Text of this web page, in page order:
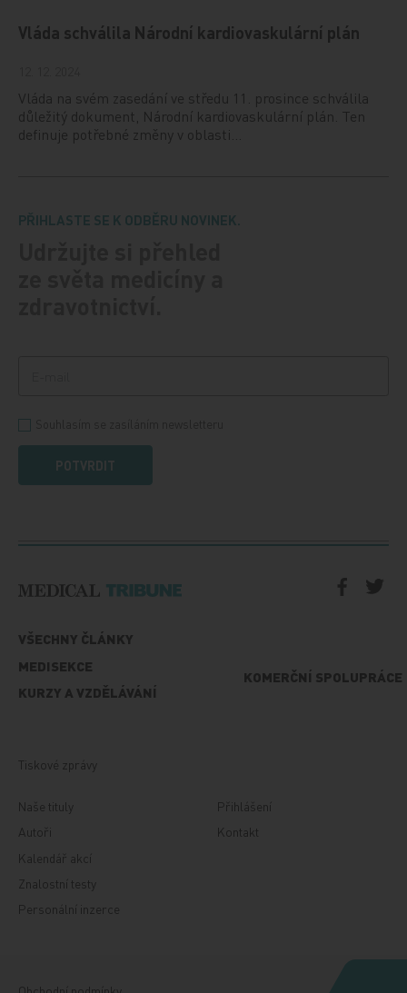
Vláda schválila Národní kardiovaskulární plán
Vláda na svém zasedání ve středu 11. prosince schválila
důležitý dokument, Národní kardiovaskulární plán. Ten
definuje potřebné změny v oblasti…
PŘIHLASTE SE K ODBĚRU NOVINEK.
POTVRDIT
VŠECHNY ČLÁNKY
MEDISEKCE
KURZY A VZDĚLÁVÁNÍ
KOMERČNÍ SPOLUPRÁCE
Tiskové zprávy
Naše tituly
Autoři
Kalendář akcí
Znalostní testy
Personální inzerce
Přihlášení
Kontakt